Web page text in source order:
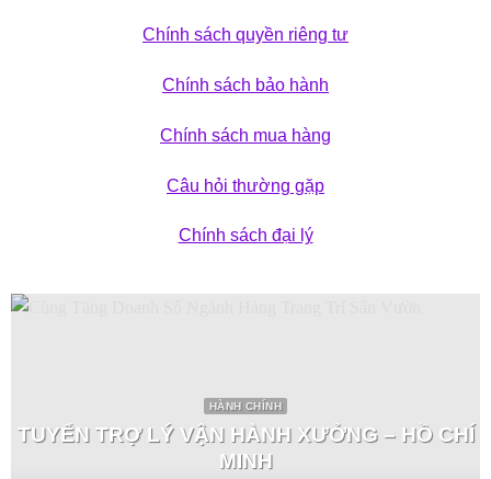
Chính sách quyền riêng tư
Chính sách bảo hành
Chính sách mua hàng
Câu hỏi thường gặp
Chính sách đại lý
HÀNH CHÍNH
TUYỂN TRỢ LÝ VẬN HÀNH XƯỞNG – HỒ CHÍ
MINH